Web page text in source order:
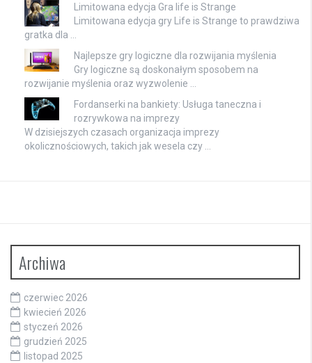
Limitowana edycja Gra life is Strange
Limitowana edycja gry Life is Strange to prawdziwa
gratka dla …
Najlepsze gry logiczne dla rozwijania myślenia
Gry logiczne są doskonałym sposobem na
rozwijanie myślenia oraz wyzwolenie …
Fordanserki na bankiety: Usługa taneczna i
rozrywkowa na imprezy
W dzisiejszych czasach organizacja imprezy
okolicznościowych, takich jak wesela czy …
Archiwa
czerwiec 2026
kwiecień 2026
styczeń 2026
grudzień 2025
listopad 2025